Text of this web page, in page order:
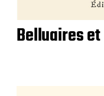
Belluaires